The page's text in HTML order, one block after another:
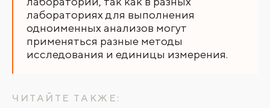
лабораториях для выполнения
одноименных анализов могут
применяться разные методы
исследования и единицы измерения.
ЧИТАЙТЕ ТАКЖЕ: